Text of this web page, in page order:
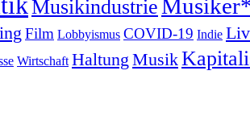
Musikindustrie
Film Lobbyismus COVID-19 Indie
Wirtschaft Haltung Musik